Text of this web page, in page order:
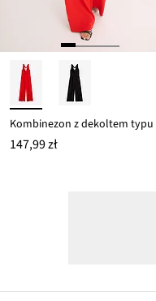
147,99 zł